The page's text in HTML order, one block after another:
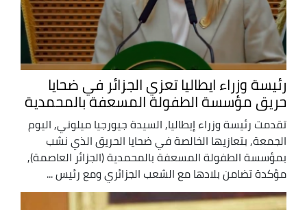
رئيسة وزراء ايطاليا تعزي الجزائر في ضحايا
حريق مؤسسة الطفولة المسعفة بالمحمدية
تقدمت رئيسة وزراء إيطاليا, السيدة جيورجيا ميلوني, اليوم
الجمعة, بتعازيها الخالصة في ضحايا الحريق الذي نشب
بمؤسسة الطفولة المسعفة بالمحمدية (الجزائر العاصمة),
مؤكدة تضامن بلادها مع الشعب الجزائري ومع رئيس ...